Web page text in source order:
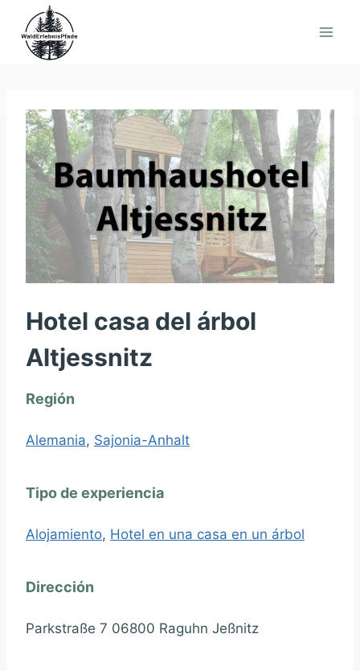
contenido
Hotel casa del árbol
Altjessnitz
Región
Alemania, Sajonia-Anhalt
Tipo de experiencia
Alojamiento, Hotel en una casa en un árbol
Dirección
Parkstraße 7 06800 Raguhn Jeßnitz